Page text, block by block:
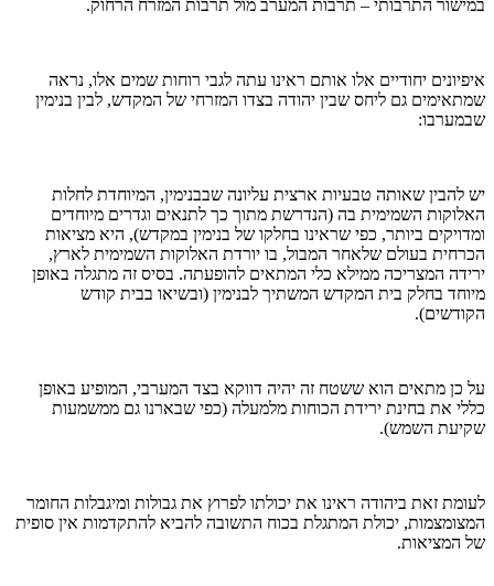
במישור התרבותי – תרבות המערב מול תרבות המזרח הרחוק.
איפיונים יחודיים אלו אותם ראינו עתה לגבי רוחות שמים אלו, נראה
שמתאימים גם ליחס שבין יהודה בצדו המזרחי של המקדש, לבין בנימין
שבמערבו:
יש להבין שאותה טבעיות ארצית עליונה שבבנימין, המיוחדת לחלות
האלוקות השמימית בה (הנדרשת מתוך כך לתנאים וגדרים מיוחדים
ומדויקים ביותר, כפי שראינו בחלקו של בנימין במקדש), היא מציאות
הכרחית בעולם שלאחר המבול, בו יורדת האלוקות השמימית לארץ,
ירידה המצריכה ממילא כלי המתאים להופעתה. בסיס זה מתגלה באופן
מיוחד בחלק בית המקדש המשתיך לבנימין (ובשיאו בבית קודש
הקודשים).
על כן מתאים הוא ששטח זה יהיה דווקא בצד המערבי, המופיע באופן
כללי את בחינת ירידת הכוחות מלמעלה (כפי שבארנו גם ממשמעות
שקיעת השמש).
לעומת זאת ביהודה ראינו את יכולתו לפרוץ את גבולות ומיגבלות החומר
המצומצמות, יכולת המתגלת בכוח התשובה להביא להתקדמות אין סופית
של המציאות.